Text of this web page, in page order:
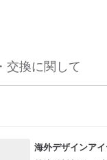
交換に関して
海外デザインア